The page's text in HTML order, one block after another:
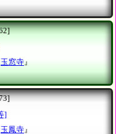
玉窓寺 』
]
玉鳳寺』